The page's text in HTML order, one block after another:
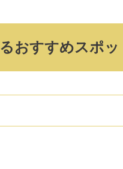
おすすめスポッ